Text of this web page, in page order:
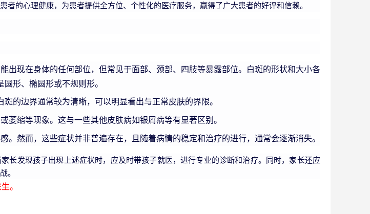
的心理健康，为患者提供全方位、个性化的医疗服务，赢得了广大患者的好评和信赖。
出现在身体的任何部位，但常见于面部、颈部、四肢等暴露部位。白斑的形状和大小各
圆形、椭圆形或不规则形。
的边界通常较为清晰，可以明显看出与正常皮肤的界限。
萎缩等现象。这与一些其他皮肤病如银屑病等有显著区别。
。然而，这些症状并非普遍存在，且随着病情的稳定和治疗的进行，通常会逐渐消失。
长发现孩子出现上述症状时，应及时带孩子就医，进行专业的诊断和治疗。同时，家长还应
。
。